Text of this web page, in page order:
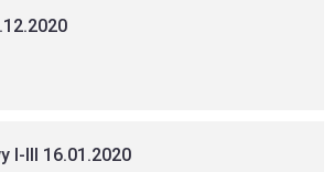
I-III 16.01.2020